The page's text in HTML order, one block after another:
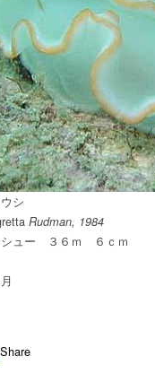
は
シ
Rudman, 1984
シュー ３６ｍ ６ｃｍ